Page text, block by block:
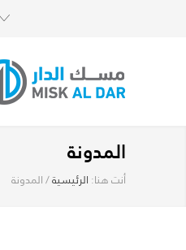
المدونة
أنت هنا: الرئيسية/المدونة